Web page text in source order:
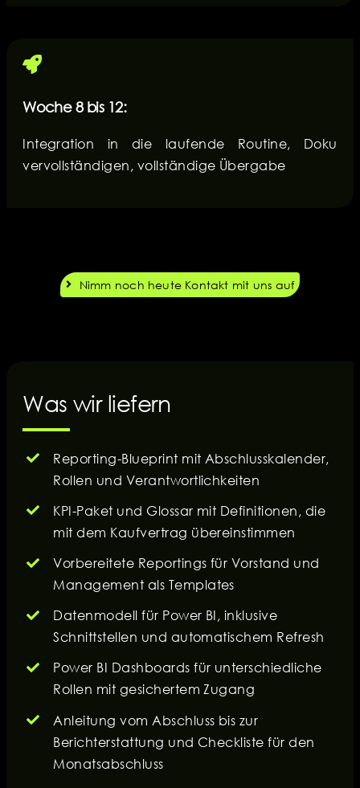
Woche 8 bis 12:
Integration in die laufende Routine, Doku
vervollständigen, vollständige Übergabe
Nimm noch heute Kontakt mit uns auf
Was wir liefern
Reporting-Blueprint mit Abschlusskalender,
Rollen und Verantwortlichkeiten
KPI-Paket und Glossar mit Definitionen, die
mit dem Kaufvertrag übereinstimmen
Vorbereitete Reportings für Vorstand und
Management als Templates
Datenmodell für Power BI, inklusive
Schnittstellen und automatischem Refresh
Power BI Dashboards für unterschiedliche
Rollen mit gesichertem Zugang
Anleitung vom Abschluss bis zur
Berichterstattung und Checkliste für den
Monatsabschluss